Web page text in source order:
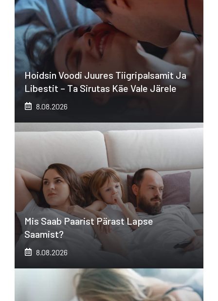
Hoidsin Voodi Juures Tiigripalsamit Ja
Libestit – Ta Sirutas Käe Vale Järele
8.08.2026
Mis Saab Paarist Pärast Lapse
Saamist?
8.08.2026